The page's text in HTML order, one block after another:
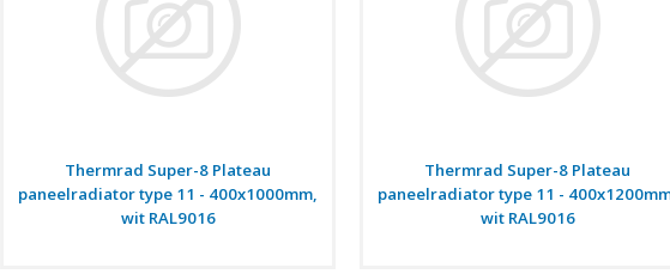
Thermrad Super-8 Plateau
paneelradiator type 11 - 400x1000mm,
wit RAL9016
Thermrad Super-8 Plateau
paneelradiator type 11 -
wit RAL9016